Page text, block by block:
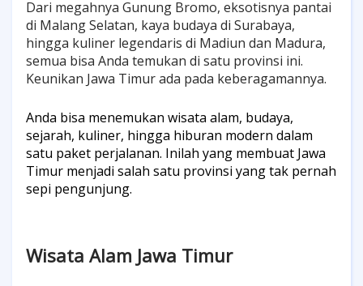
Dari megahnya Gunung Bromo, eksotisnya pantai
di Malang Selatan, kaya budaya di Surabaya,
hingga kuliner legendaris di Madiun dan Madura,
semua bisa Anda temukan di satu provinsi ini.
Keunikan Jawa Timur ada pada keberagamannya.
Anda bisa menemukan wisata alam, budaya,
sejarah, kuliner, hingga hiburan modern dalam
satu paket perjalanan. Inilah yang membuat Jawa
Timur menjadi salah satu provinsi yang tak pernah
sepi pengunjung.
Wisata Alam Jawa Timur